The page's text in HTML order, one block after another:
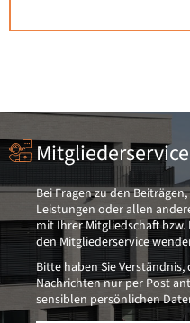
Mitgliederservice
Bei Fragen zu den
Leistungen oder allen
mit Ihrer Mitgliedschaft
den Mitgliederservice
Bitte haben Sie
Nachrichten nur per Post
sensiblen persönlichen